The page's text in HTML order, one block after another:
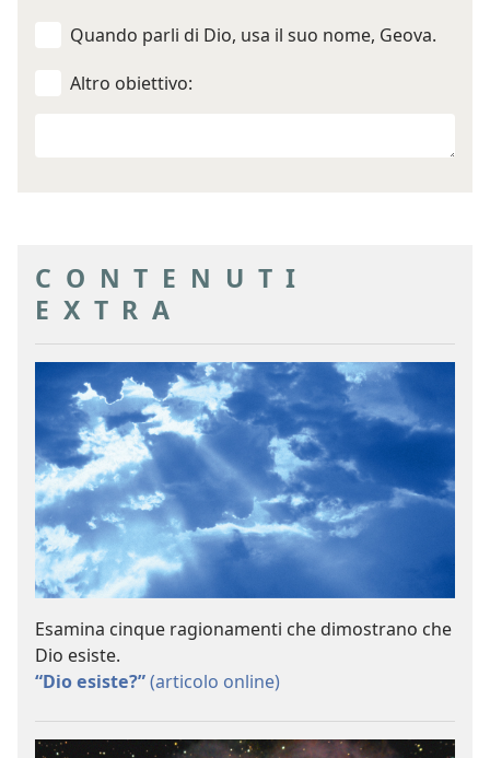
Quando parli di Dio, usa il suo nome, Geova.
Altro obiettivo:
CONTENUTI
EXTRA
Esamina cinque ragionamenti che dimostrano che
Dio esiste.
“Dio esiste?”(articolo online)